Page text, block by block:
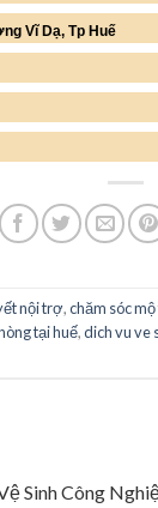
Vĩ Dạ, Tp Huế
nội trợ,chăm sóc
tại huế,dich vu ve
Sinh Công